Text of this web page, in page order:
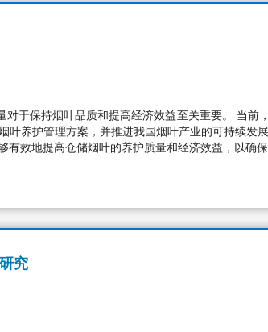
于保持烟叶品质和提高经济效益至关重要。 当
叶养护管理方案，并推进我国烟叶产业的可持续
效地提高仓储烟叶的养护质量和经济效益，以确
究